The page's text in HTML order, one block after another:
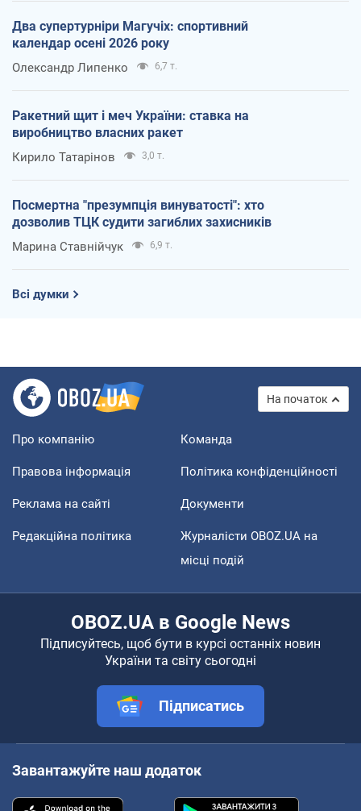
Два супертурніри Магучіх: спортивний
календар осені 2026 року
Олександр Липенко 6,7 т.
Ракетний щит і меч України: ставка на
виробництво власних ракет
Кирило Татарінов 3,0 т.
Посмертна "презумпція винуватості": хто
дозволив ТЦК судити загиблих захисників
Марина Ставнійчук 6,9 т.
Всі думки
На початок
Про компанію Команда
Правова інформація Політика конфіденційності
Реклама на сайті Документи
Редакційна політика
Журналісти OBOZ.UA на
місці подій
OBOZ.UA в Google News
Підписуйтесь, щоб бути в курсі останніх новин
України та світу сьогодні
Підписатись
Завантажуйте наш додаток